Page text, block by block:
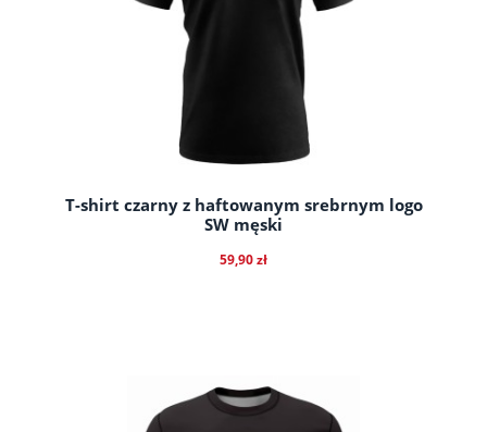
T-shirt czarny z haftowanym srebrnym logo
SW męski
59,90 zł
do koszyka